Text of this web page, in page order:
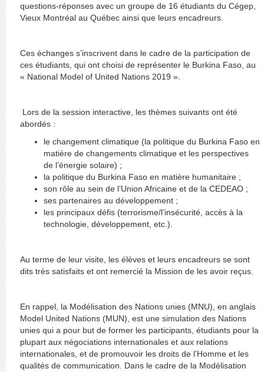
questions-réponses avec un groupe de 16 étudiants du Cégep,
Vieux Montréal au Québec ainsi que leurs encadreurs.
Ces échanges s’inscrivent dans le cadre de la participation de
ces étudiants, qui ont choisi de représenter le Burkina Faso, au
« National Model of United Nations 2019 ».
Lors de la session interactive, les thèmes suivants ont été
abordés :
le changement climatique (la politique du Burkina Faso en
matière de changements climatique et les perspectives
de l’énergie solaire) ;
la politique du Burkina Faso en matière humanitaire ;
son rôle au sein de l’Union Africaine et de la CEDEAO ;
ses partenaires au développement ;
les principaux défis (terrorisme/l’insécurité, accès à la
technologie, développement, etc.).
Au terme de leur visite, les élèves et leurs encadreurs se sont
dits très satisfaits et ont remercié la Mission de les avoir reçus.
En rappel, la Modélisation des Nations unies (MNU), en anglais
Model United Nations (MUN), est une simulation des Nations
unies qui a pour but de former les participants, étudiants pour la
plupart aux négociations internationales et aux relations
internationales, et de promouvoir les droits de l’Homme et les
qualités de communication. Dans le cadre de la Modélisation